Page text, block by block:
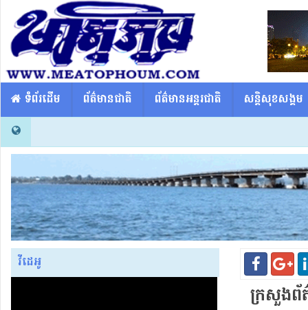
​​ ទំព័រដើម ព័ត៌មានជាតិ ព័ត៌មានអន្តរជាតិ សន្តិសុខសង្គម
វីដេអូ
ក្រសួង​ព័